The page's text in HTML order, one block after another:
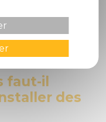
à leur design
les stores zip
en un lieu de
pleinement de vos
faut-il
des